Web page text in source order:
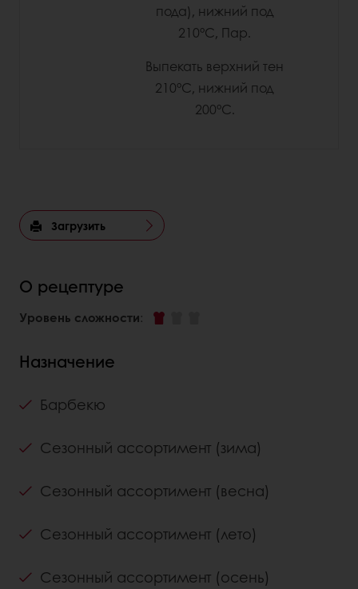
пода), нижний под
210°С, Пар.
Выпекать верхний тен
210°С, нижний под
200°С.
Загрузить
О рецептуре
Уровень сложности:
Назначение
Барбекю
Сезонный ассортимент (зима)
Сезонный ассортимент (весна)
Сезонный ассортимент (лето)
Сезонный ассортимент (осень)